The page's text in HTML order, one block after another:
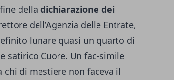
della dichiarazione dei
dell’Agenzia delle Entrate,
lunare quasi un quarto di
satirico Cuore. Un fac-simile
chi di mestiere non faceva il